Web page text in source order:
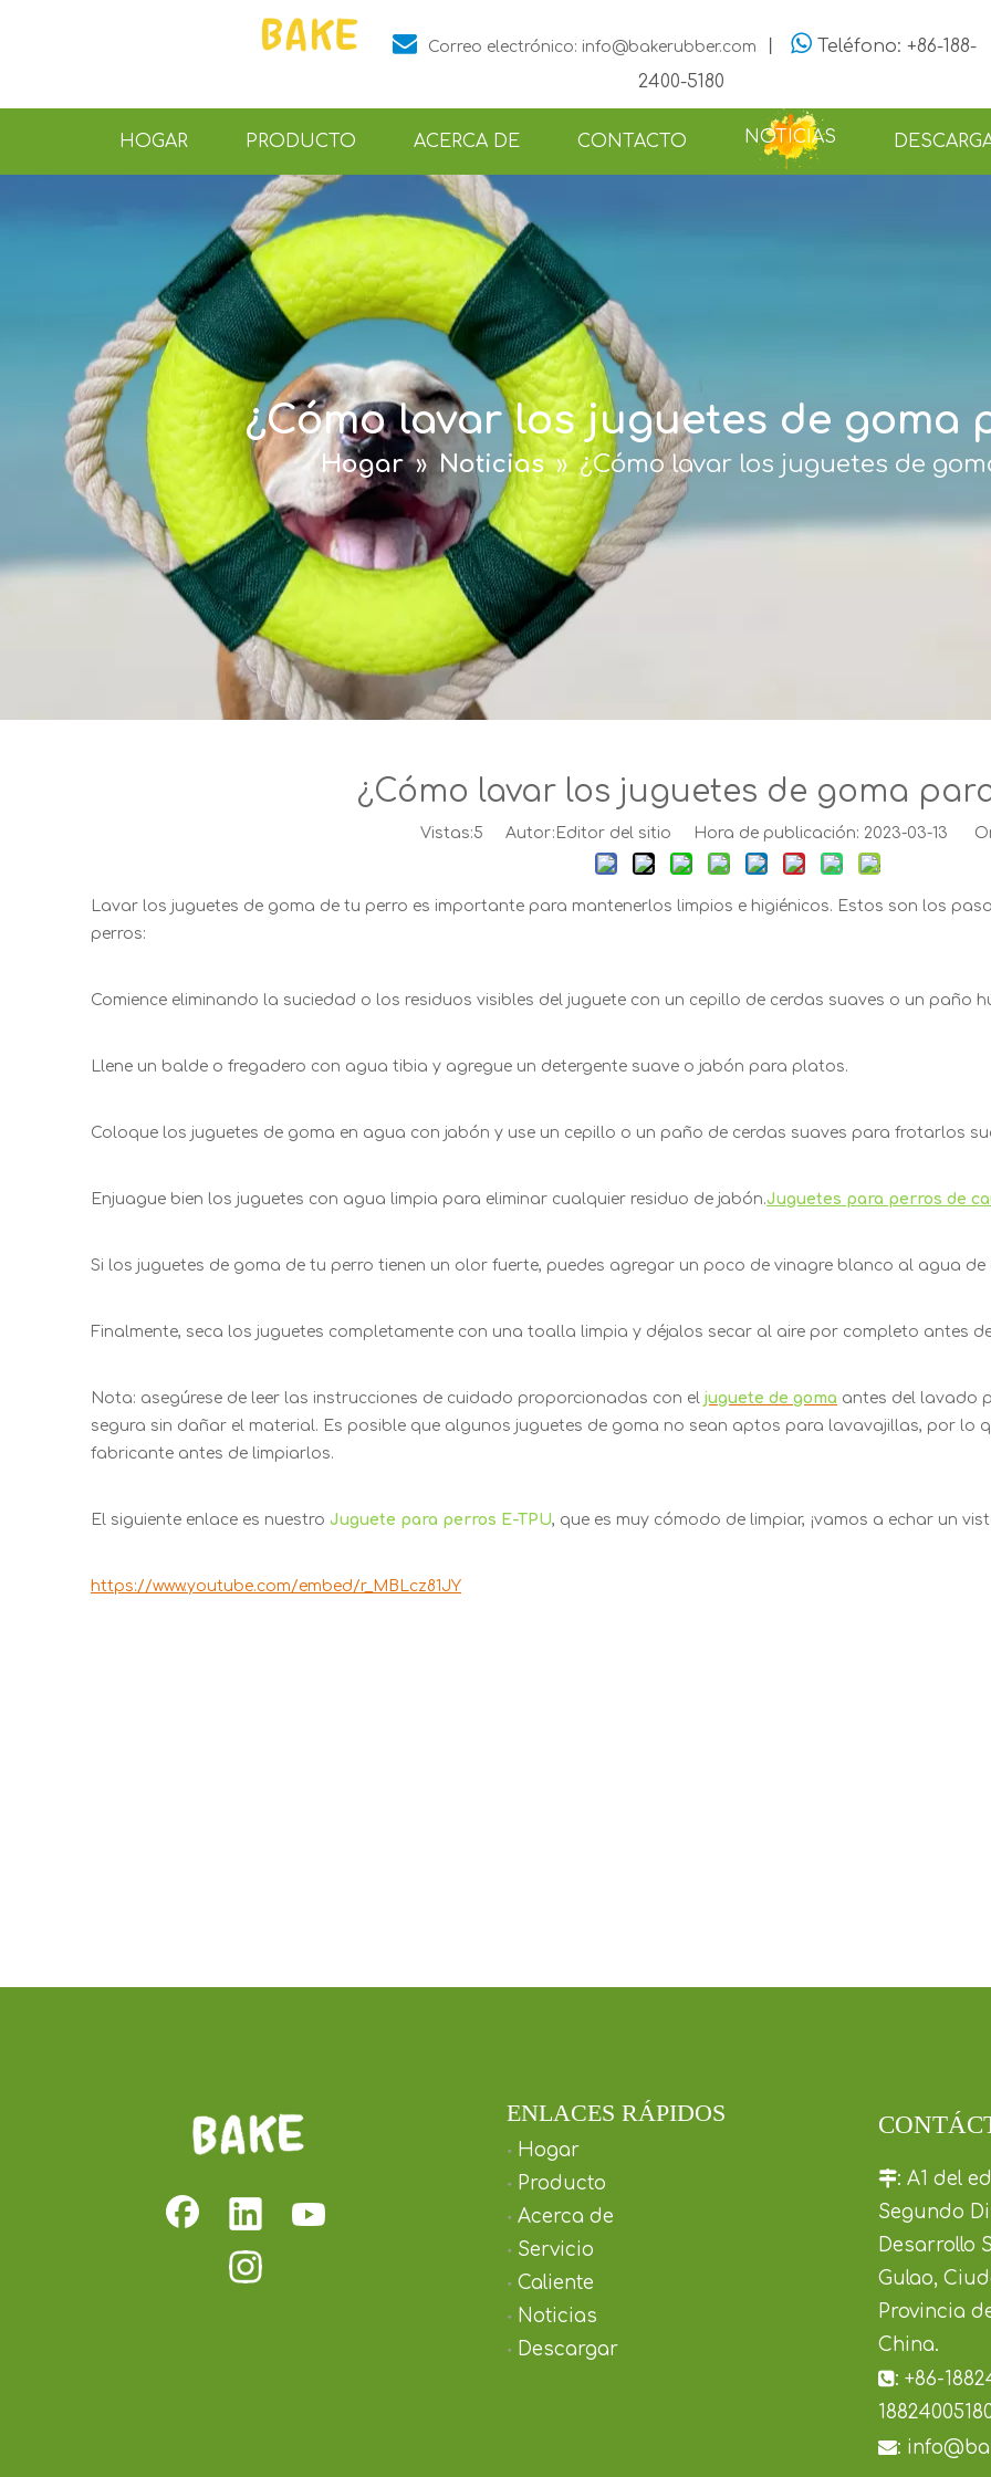
 Correo electrónico: info@bakerubber.com  Teléfono: +86-188-
2400-5180
HOGAR PRODUCTO ACERCA DE CONTACTO NOTICIAS
¿Cómo lavar los juguetes de goma
Hogar » Noticias » ¿Cómo lavar los juguetes de
¿Cómo lavar los juguetes de goma
Vistas:5 Autor:Editor del sitio Hora de publicación: 2023-03-13
Lavar los juguetes de goma de tu perro es importante para mantenerlos limpios e higiénicos. Estos son los
perros:
Comience eliminando la suciedad o los residuos visibles del juguete con un cepillo de cerdas suaves o un paño
Llene un balde o fregadero con agua tibia y agregue un detergente suave o jabón para platos.
Coloque los juguetes de goma en agua con jabón y use un cepillo o un paño de cerdas suaves para frotarlos
Enjuague bien los juguetes con agua limpia para eliminar cualquier residuo de jabón.Juguetes para perros de
Si los juguetes de goma de tu perro tienen un olor fuerte, puedes agregar un poco de vinagre blanco al agua
Finalmente, seca los juguetes completamente con una toalla limpia y déjalos secar al aire por completo antes
Nota: asegúrese de leer las instrucciones de cuidado proporcionadas con el juguete de goma antes del lavado
segura sin dañar el material. Es posible que algunos juguetes de goma no sean aptos para lavavajillas, por lo
fabricante antes de limpiarlos.
El siguiente enlace es nuestro Juguete para perros E-TPU, que es muy cómodo de limpiar, ¡vamos a echar un
https://www.youtube.com/embed/r_MBLcz81JY
ENLACES RÁPIDOS
Hogar
Producto
Acerca de
Servicio
Caliente
Noticias
Descargar
: A1 del
Segundo
Desarrollo
Gulao,
Provincia
China.
: +86-
: